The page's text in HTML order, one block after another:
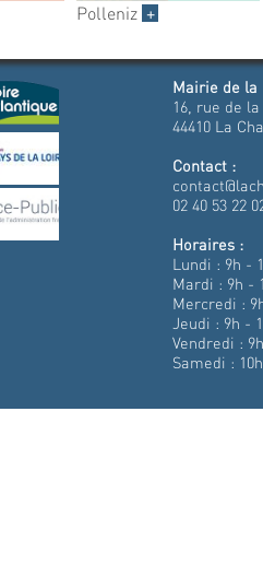
Polleniz +
Mairie de la
16, rue de
44410 La
Contact :
02 40 53 22
Horaires :
Lundi : 9h -
Mardi : 9h -
Mercredi :
Jeudi : 9h -
Vendredi :
Samedi :